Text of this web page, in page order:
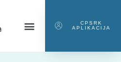
CPSRK
APLIKACIJA